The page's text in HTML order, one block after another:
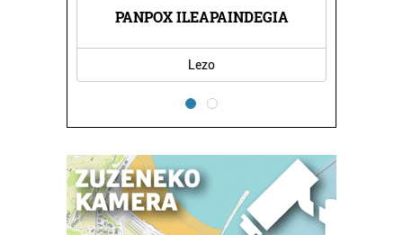
PANPOX ILEAPAINDEGIA
Lezo